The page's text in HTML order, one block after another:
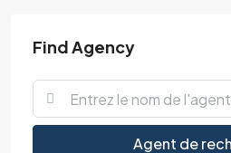
Find Agency
Agent de